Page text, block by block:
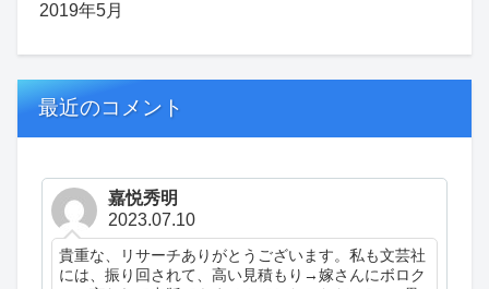
2019年5月
最近のコメント
嘉悦秀明
2023.07.10
貴重な、リサーチありがとうございます。私も文芸社
には、振り回されて、高い見積もり→嫁さんにボロク